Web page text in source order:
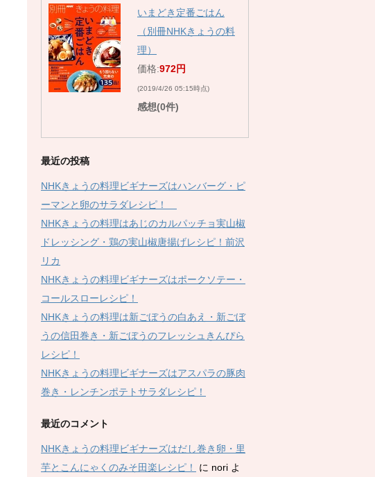
いまどき定番ごはん
（別冊NHKきょうの料
理）
価格:972円
(2019/4/26 05:15時点)
感想(0件)
最近の投稿
NHKきょうの料理ビギナーズはハンバーグ・ピ
ーマンと卵のサラダレシピ！
NHKきょうの料理はあじのカルパッチョ実山椒
ドレッシング・鶏の実山椒唐揚げレシピ！前沢
リカ
NHKきょうの料理ビギナーズはポークソテー・
コールスローレシピ！
NHKきょうの料理は新ごぼうの白あえ・新ごぼ
うの信田巻き・新ごぼうのフレッシュきんぴら
レシピ！
NHKきょうの料理ビギナーズはアスパラの豚肉
巻き・レンチンポテトサラダレシピ！
最近のコメント
NHKきょうの料理ビギナーズはだし巻き卵・里
芋とこんにゃくのみそ田楽レシピ！
に nori よ